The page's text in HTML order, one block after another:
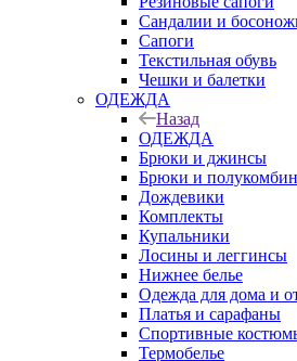
Сандалии и
Сапоги
Текстильная обувь
Чешки и балетки
ОДЕЖДА
Назад
ОДЕЖДА
Брюки и джинсы
Брюки и
Дождевики
Комплекты
Купальники
Лосины и леггинсы
Нижнее белье
Одежда для дома и
Платья и сарафаны
Спортивные
Термобелье